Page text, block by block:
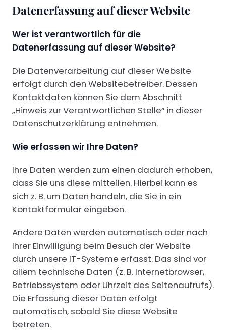
Datenerfassung auf dieser Website
Wer ist verantwortlich für die
Datenerfassung auf dieser Website?
Die Datenverarbeitung auf dieser Website
erfolgt durch den Websitebetreiber. Dessen
Kontaktdaten können Sie dem Abschnitt
„Hinweis zur Verantwortlichen Stelle“ in dieser
Datenschutzerklärung entnehmen.
Wie erfassen wir Ihre Daten?
Ihre Daten werden zum einen dadurch erhoben,
dass Sie uns diese mitteilen. Hierbei kann es
sich z. B. um Daten handeln, die Sie in ein
Kontaktformular eingeben.
Andere Daten werden automatisch oder nach
Ihrer Einwilligung beim Besuch der Website
durch unsere IT-Systeme erfasst. Das sind vor
allem technische Daten (z. B. Internetbrowser,
Betriebssystem oder Uhrzeit des Seitenaufrufs).
Die Erfassung dieser Daten erfolgt
automatisch, sobald Sie diese Website
betreten.